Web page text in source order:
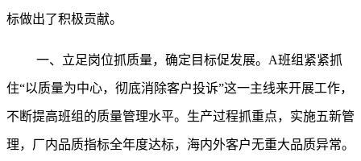
标做出了积极贡献。
一、立足岗位抓质量，确定目标促发展。A班组紧紧抓
住“以质量为中心，彻底消除客户投诉”这一主线来开展工作，
不断提高班组的质量管理水平。生产过程抓重点，实施五新管
理，厂内品质指标全年度达标，海内外客户无重大品质异常。